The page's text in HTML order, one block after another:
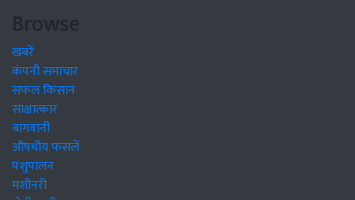
Browse
खबरें
कंपनी समाचार
सफल किसान
साक्षात्कार
बागवानी
औषधीय फसलें
पशुपालन
मशीनरी